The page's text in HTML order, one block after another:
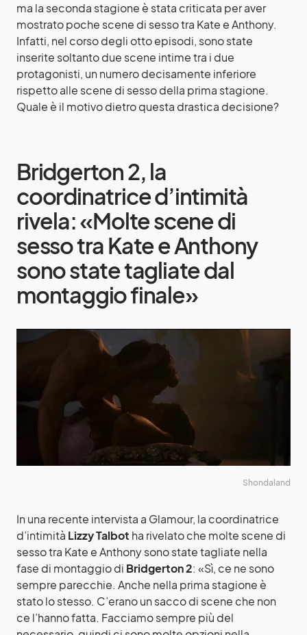
ma la seconda stagione è stata criticata per aver
mostrato poche scene di sesso tra Kate e Anthony.
Infatti, nel corso degli otto episodi, sono state
inserite soltanto due scene intime tra i due
protagonisti, un numero decisamente inferiore
rispetto alle scene di sesso della prima stagione.
Quale è il motivo dietro questa drastica decisione?
Bridgerton 2, la
coordinatrice d’intimità
rivela: «Molte scene di
sesso tra Kate e Anthony
sono state tagliate dal
montaggio finale»
Shondaland
In una recente intervista a Glamour, la coordinatrice
d’intimità Lizzy Talbot ha rivelato che molte scene di
sesso tra Kate e Anthony sono state tagliate nella
fase di montaggio di Bridgerton 2: «Sì, ce ne sono
sempre parecchie. Anche nella prima stagione è
stato lo stesso. C’erano un sacco di scene che non
ce l’hanno fatta. Facciamo sempre più del